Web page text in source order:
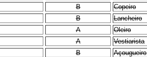
B
Copeiro
B
Lancheiro
A
Oleiro
A
Vestiarista
B
Açougueiro